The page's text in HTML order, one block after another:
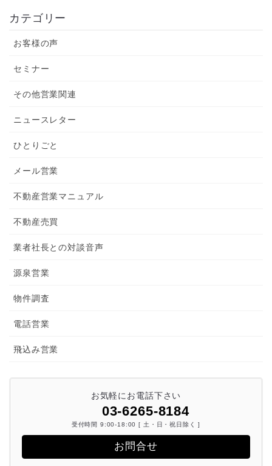
カテゴリー
お客様の声
セミナー
その他営業関連
ニュースレター
ひとりごと
メール営業
不動産営業マニュアル
不動産売買
業者社長との対談音声
源泉営業
物件調査
電話営業
飛込み営業
お気軽にお電話下さい
03-6265-8184
受付時間 9:00-18:00 [ 土・日・祝日除く ]
お問合せ